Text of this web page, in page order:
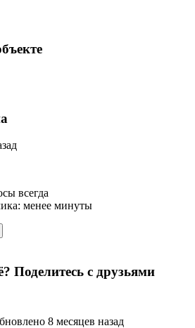
всегда
менее минуты
Поделитесь с друзьями
8 месяцев назад